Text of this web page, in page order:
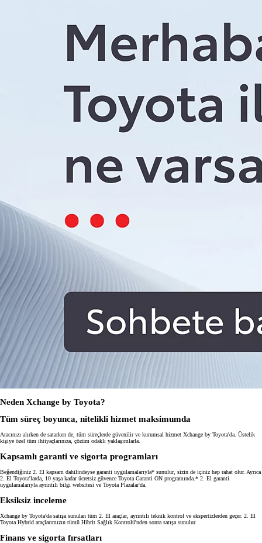
Neden Xchange by Toyota?
Tüm süreç boyunca, nitelikli hizmet maksimumda
Aracınızı alırken de satarken de, tüm süreçlerde güvenilir ve kurumsal hizmet Xchange by Toyota'da. Üstelik
kişiye özel tüm ihtiyaçlarınıza, çözüm odaklı yaklaşımlarla.
Kapsamlı garanti ve sigorta programları
Beğendiğiniz 2. El kapsam dahilindeyse garanti uygulamalarıyla* sunulur, sizin de içiniz hep rahat olur. Ayrıca
2. El Toyota'larda, 10 yaşa kadar ücretsiz güvence Toyota Garanti ON programında.* 2. El garanti
uygulamalarıyla ayrıntılı bilgi websitesi ve Toyota Plazalar'da.
Eksiksiz inceleme
Xchange by Toyota'da satışa sunulan tüm 2. El araçlar, ayrıntılı teknik kontrol ve ekspertizlerden geçer. 2. El
Toyota Hybrid araçlarımızın tümü Hibrit Sağlık Kontrolü'nden sonra satışa sunulur.
Finans ve sigorta fırsatları